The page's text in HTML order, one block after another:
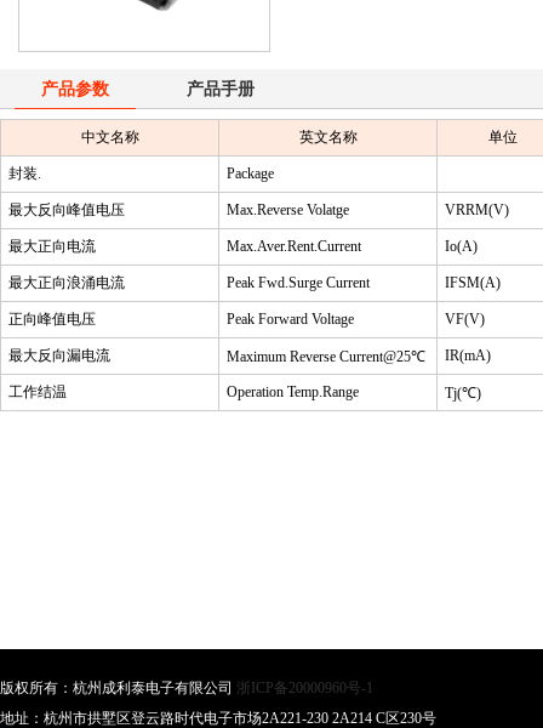
产品参数 产品手册
中文名称 英文名称 单位
封装. Package
最大反向峰值电压 Max.Reverse Volatge VRRM(V)
最大正向电流 Max.Aver.Rent.Current Io(A)
最大正向浪涌电流 Peak Fwd.Surge Current IFSM(A)
正向峰值电压 Peak Forward Voltage VF(V)
最大反向漏电流 Maximum Reverse Current@25℃ IR(mA)
工作结温 Operation Temp.Range Tj(℃)
版权所有：杭州成利泰电子有限公司 浙ICP备20000960号-1
地址：杭州市拱墅区登云路时代电子市场2A221-230 2A214 C区230号